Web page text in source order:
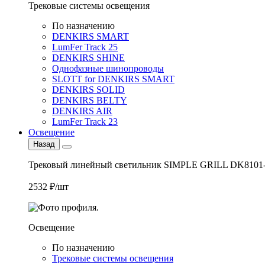
Трековые системы освещения
По назначению
DENKIRS SMART
LumFer Track 25
DENKIRS SHINE
Однофазные шинопроводы
SLOTT for DENKIRS SMART
DENKIRS SOLID
DENKIRS BELTY
DENKIRS AIR
LumFer Track 23
Освещение
Назад
Трековый линейный светильник SIMPLE GRILL
2532 ₽/шт
Освещение
По назначению
Трековые системы освещения